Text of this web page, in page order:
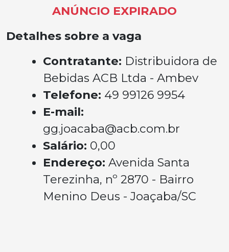
ANÚNCIO EXPIRADO
Detalhes sobre a vaga
Contratante: Distribuidora de
Bebidas ACB Ltda - Ambev
Telefone: 49 99126 9954
E-mail:
gg.joacaba@acb.com.br
Salário: 0,00
Endereço: Avenida Santa
Terezinha, nº 2870 - Bairro
Menino Deus - Joaçaba/SC